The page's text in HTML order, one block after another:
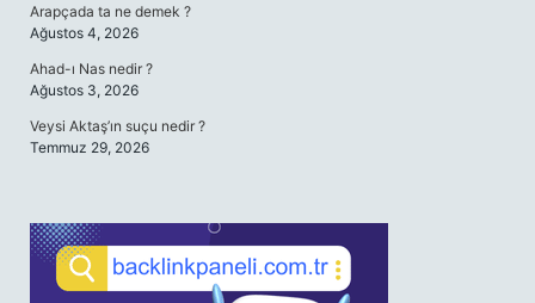
Arapçada ta ne demek ?
Ağustos 4, 2026
Ahad-ı Nas nedir ?
Ağustos 3, 2026
Veysi Aktaş’ın suçu nedir ?
Temmuz 29, 2026